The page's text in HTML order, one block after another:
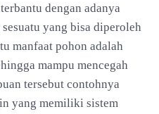
dengan adanya
yang bisa diperoleh
manfaat pohon adalah
mampu mencegah
tersebut contohnya
yang memiliki sistem